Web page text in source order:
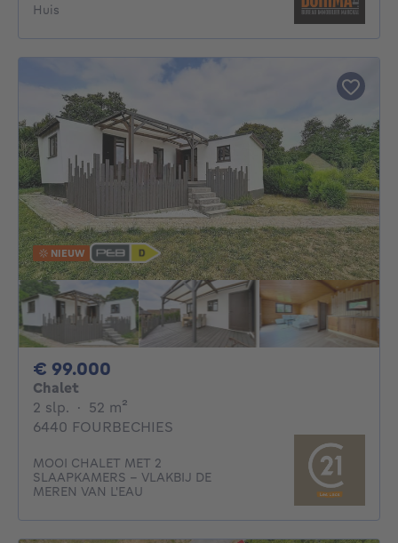
Huis
NIEUW
€ 99.000
Chalet
2 slp. 2 slaapkamers
· 52 m²
6440 FOURBECHIES
MOOI CHALET MET 2
SLAAPKAMERS – VLAKBIJ DE
MEREN VAN L'EAU